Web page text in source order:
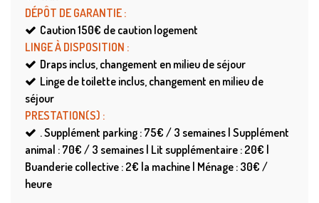
DÉPÔT DE GARANTIE :
Caution150€ de caution logement
LINGE À DISPOSITION :
Draps inclus, changement en milieu de séjour
Linge de toilette inclus, changement en milieu de
séjour
PRESTATION(S) :
.Supplément parking : 75€ / 3 semaines | Supplément
animal : 70€ / 3 semaines | Lit supplémentaire : 20€ |
Buanderie collective : 2€ la machine | Ménage : 30€ /
heure